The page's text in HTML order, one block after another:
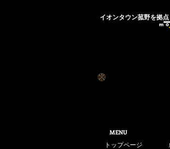
​MENU
イオンタウン菰野を拠
トップページ